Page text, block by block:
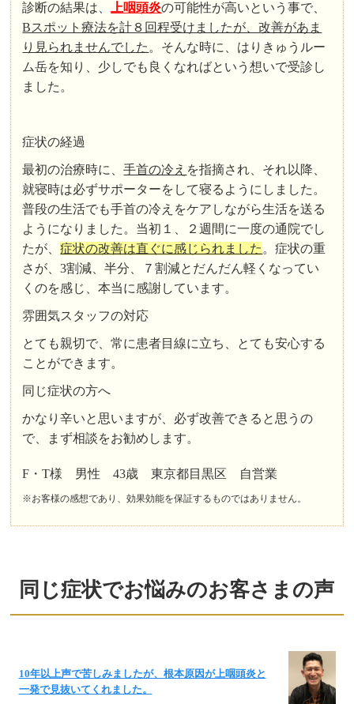
診断の結果は、上咽頭炎の可能性が高いという事で、
Bスポット療法を計８回程受けましたが、改善があま
り見られませんでした。そんな時に、はりきゅうルー
ム岳を知り、少しでも良くなればという想いで受診し
ました。
症状の経過
最初の治療時に、手首の冷え を指摘され、それ以降、
就寝時は必ずサポーターをして寝るようにしました。
普段の生活でも手首の冷えをケアしながら生活を送る
ようになりました。当初１、２週間に一度の通院でし
たが、症状の改善は直ぐに感じられました。症状の重
さが、3割減、半分、７割減とだんだん軽くなってい
くのを感じ、本当に感謝しています。
雰囲気スタッフの対応
とても親切で、常に患者目線に立ち、とても安心する
ことができます。
同じ症状の方へ
かなり辛いと思いますが、必ず改善できると思うの
で、まず相談をお勧めします。
F・T様 男性 43歳 東京都目黒区 自営業
※お客様の感想であり、効果効能を保証するものではありません。
同じ症状でお悩みのお客さまの声
10年以上声で苦しみましたが、根本原因が上咽頭炎と
一発で見抜いてくれました。